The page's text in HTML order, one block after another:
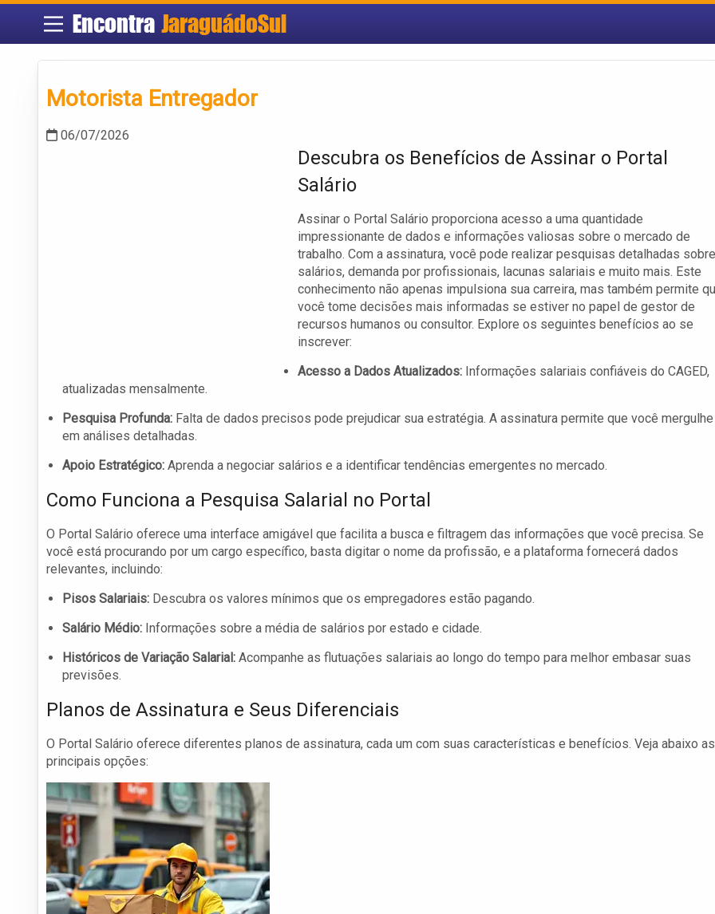
Encontra JaraguádoSul
Motorista Entregador
06/07/2026
Descubra os Benefícios de Assinar o Portal
Salário
Assinar o Portal Salário proporciona acesso a uma quantidade
impressionante de dados e informações valiosas sobre o mercado de
trabalho. Com a assinatura, você pode realizar pesquisas detalhadas sobre
salários, demanda por profissionais, lacunas salariais e muito mais. Este
conhecimento não apenas impulsiona sua carreira, mas também permite
você tome decisões mais informadas se estiver no papel de gestor de
recursos humanos ou consultor. Explore os seguintes benefícios ao se
inscrever:
Acesso a Dados Atualizados: Informações salariais confiáveis ​​do CAGED,
atualizadas mensalmente.
Pesquisa Profunda: Falta de dados precisos pode prejudicar sua estratégia. A assinatura permite que você mergulhe
em análises detalhadas.
Apoio Estratégico: Aprenda a negociar salários e a identificar tendências emergentes no mercado.
Como Funciona a Pesquisa Salarial no Portal
O Portal Salário oferece uma interface amigável que facilita a busca e filtragem das informações que você precisa. Se
você está procurando por um cargo específico, basta digitar o nome da profissão, e a plataforma fornecerá dados
relevantes, incluindo:
Pisos Salariais: Descubra os valores mínimos que os empregadores estão pagando.
Salário Médio: Informações sobre a média de salários por estado e cidade.
Históricos de Variação Salarial: Acompanhe as flutuações salariais ao longo do tempo para melhor embasar suas
previsões.
Planos de Assinatura e Seus Diferenciais
O Portal Salário oferece diferentes planos de assinatura, cada um com suas características e benefícios. Veja abaixo as
principais opções: